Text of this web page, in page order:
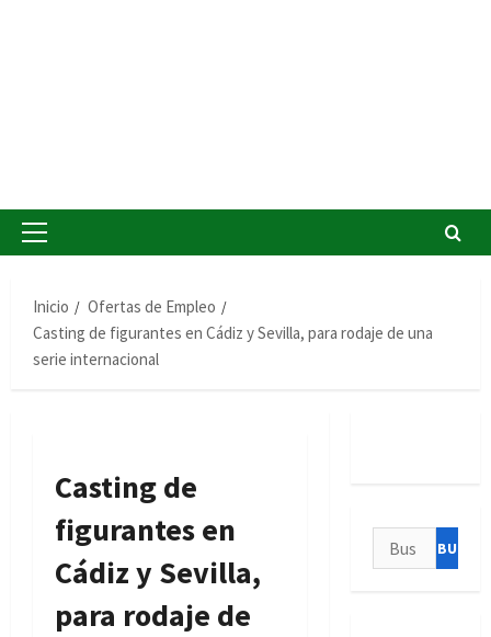
Menú
Inicio
Ofertas de Empleo
Casting de figurantes en Cádiz y Sevilla, para rodaje de una
serie internacional
Casting de
figurantes en
Cádiz y Sevilla,
para rodaje de
Buscar: